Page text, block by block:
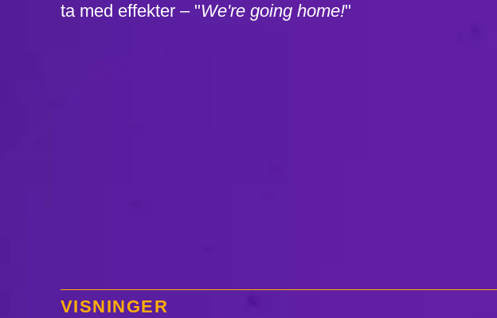
ta med effekter – "We're going home!"
VISNINGER